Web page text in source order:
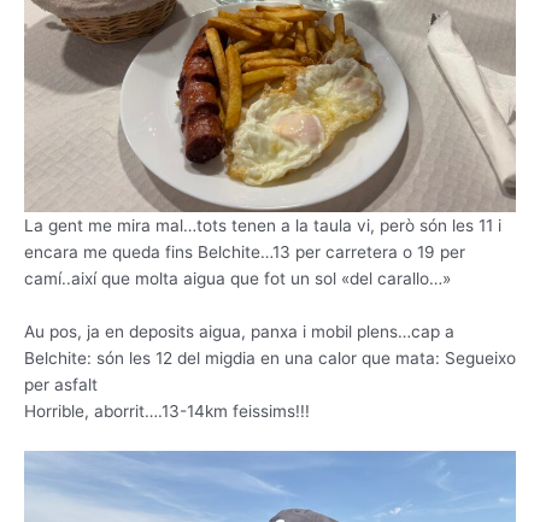
La gent me mira mal…tots tenen a la taula vi, però són les 11 i
encara me queda fins Belchite…13 per carretera o 19 per
camí..així que molta aigua que fot un sol «del carallo…»
Au pos, ja en deposits aigua, panxa i mobil plens…cap a
Belchite: són les 12 del migdia en una calor que mata: Segueixo
per asfalt
Horrible, aborrit….13-14km feissims!!!